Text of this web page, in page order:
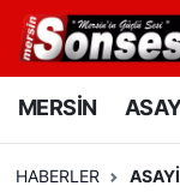
MERSİN
HABERLER
MERSİN
Mersin